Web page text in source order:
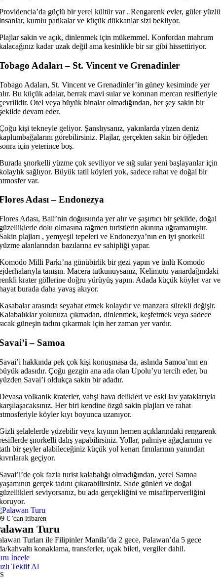
güçlü bir yerel kültür var . Rengarenk evler, güler yüzlü
kumlu patikalar ve küçük dükkanlar sizi bekliyor.
sakin ve açık, dinlenmek için mükemmel. Konfordan mahrum
kadar uzak değil ama kesinlikle bir sır gibi hissettiriyor.
Adaları – St. Vincent ve Grenadinler
Adaları, St. Vincent ve Grenadinler’in güney kesiminde yer
Bu küçük adalar, berrak mavi sular ve korunan mercan resifleriyle
Otel veya büyük binalar olmadığından, her şey sakin bir
devam eder.
kişi tekneyle geliyor. Şanslıysanız, yakınlarda yüzen deniz
görebilirsiniz. Plajlar, gerçekten sakin bir öğleden
için yeterince boş.
şnorkelli yüzme çok seviliyor ve sığ sular yeni başlayanlar için
sağlıyor. Büyük tatil köyleri yok, sadece rahat ve doğal bir
var.
Adası – Endonezya
Adası, Bali’nin doğusunda yer alır ve şaşırtıcı bir şekilde, doğal
dolu olmasına rağmen turistlerin akınına uğramamıştır.
plajları , yemyeşil tepeleri ve Endonezya’nın en iyi şnorkelli
alanlarından bazılarına ev sahipliği yapar.
Milli Parkı’na günübirlik bir gezi yapın ve ünlü Komodo
tanışın. Macera tutkunuysanız, Kelimutu yanardağındaki
krater göllerine doğru yürüyüş yapın. Adada küçük köyler var ve
burada daha yavaş akıyor.
arasında seyahat etmek kolaydır ve manzara sürekli değişir.
yolunuza çıkmadan, dinlenmek, keşfetmek veya sadece
güneşin tadını çıkarmak için her zaman yer vardır.
– Samoa
hakkında pek çok kişi konuşmasa da, aslında Samoa’nın en
adasıdır. Çoğu gezgin ana ada olan Upolu’yu tercih eder, bu
Savai’i oldukça sakin bir adadır.
volkanik kraterler, vahşi hava delikleri ve eski lav yataklarıyla
Her biri kendine özgü sakin plajları ve rahat
köyler kıyı boyunca uzanıyor.
şelalelerde yüzebilir veya kıyının hemen açıklarındaki rengarenk
şnorkelli dalış yapabilirsiniz. Yollar, palmiye ağaçlarının ve
bir şeyler alabileceğiniz küçük yol kenarı fırınlarının yanından
geçiyor.
çok fazla turist kalabalığı olmadığından, yerel Samoa
gerçek tadını çıkarabilirsiniz. Sade günleri ve doğal
seviyorsanız, bu ada gerçekliğini ve misafirperverliğini
€ 'dan itibaren
Turu
Turları ile Filipinler Manila’da 2 gece, Palawan’da 5 gece
kahvaltı konaklama, transferler, uçak bileti, vergiler dahil.
İncele
Teklif Al